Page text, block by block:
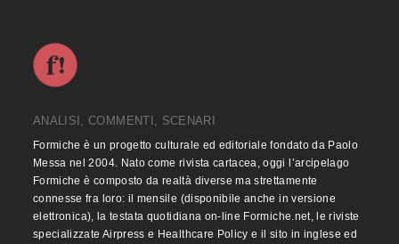
ANALISI, COMMENTI, SCENARI
Formiche è un progetto culturale ed editoriale fondato da Paolo
Messa nel 2004. Nato come rivista cartacea, oggi l’arcipelago
Formiche è composto da realtà diverse ma strettamente
connesse fra loro: il mensile (disponibile anche in versione
elettronica), la testata quotidiana on-line Formiche.net, le riviste
specializzate Airpress e Healthcare Policy e il sito in inglese ed